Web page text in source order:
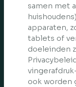
samen met
apparaten,
tablets of
doeleinden
ook worden